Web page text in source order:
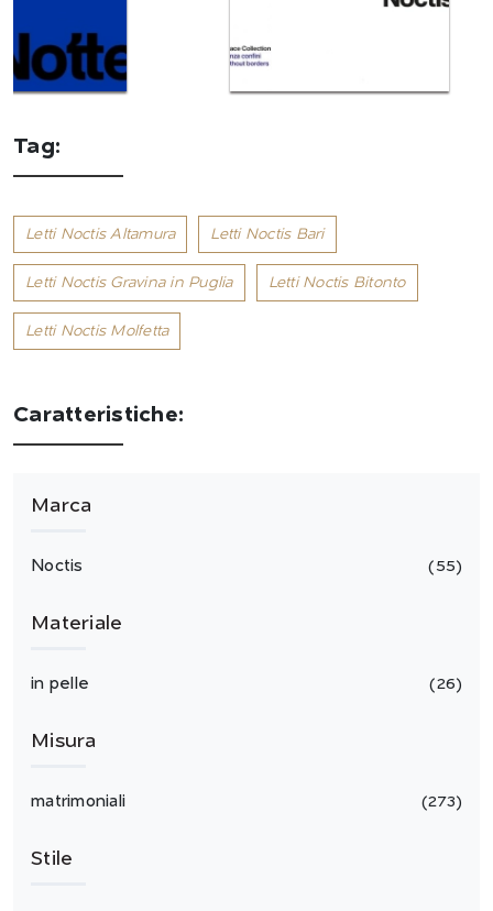
Tag:
Letti Noctis Altamura Letti Noctis Bari
Letti Noctis Gravina in Puglia Letti Noctis Bitonto
Letti Noctis Molfetta
Caratteristiche:
Marca
Noctis 55
Materiale
in pelle 26
Misura
matrimoniali 273
Stile